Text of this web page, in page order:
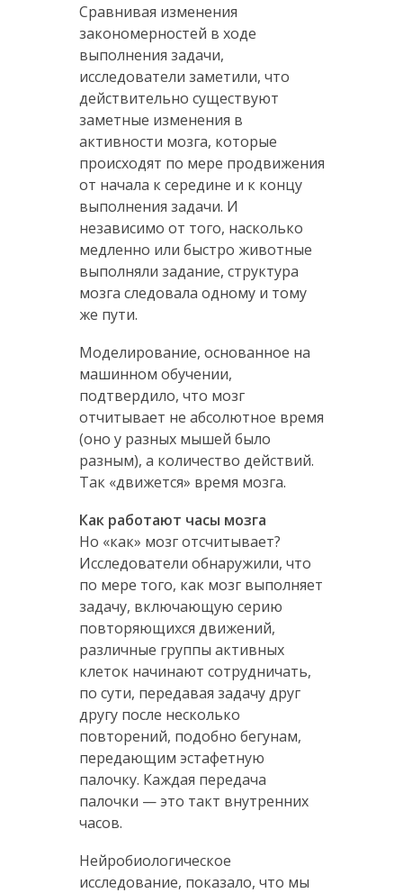
Сравнивая изменения
закономерностей в ходе
выполнения задачи,
исследователи заметили, что
действительно существуют
заметные изменения в
активности мозга, которые
происходят по мере продвижения
от начала к середине и к концу
выполнения задачи. И
независимо от того, насколько
медленно или быстро животные
выполняли задание, структура
мозга следовала одному и тому
же пути.
Моделирование, основанное на
машинном обучении,
подтвердило, что мозг
отчитывает не абсолютное время
(оно у разных мышей было
разным), а количество действий.
Так «движется» время мозга.
Как работают часы мозга
Но «как» мозг отсчитывает?
Исследователи обнаружили, что
по мере того, как мозг выполняет
задачу, включающую серию
повторяющихся движений,
различные группы активных
клеток начинают сотрудничать,
по сути, передавая задачу друг
другу после несколько
повторений, подобно бегунам,
передающим эстафетную
палочку. Каждая передача
палочки — это такт внутренних
часов.
Нейробиологическое
исследование, показало, что мы